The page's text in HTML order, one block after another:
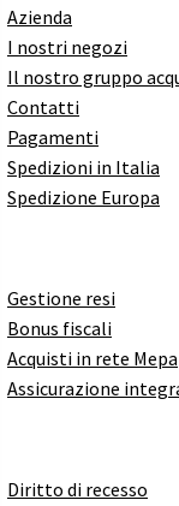
Azienda
I nostri negozi
Il nostro gruppo
Contatti
Pagamenti
Spedizioni in Italia
Spedizione Europa
Gestione resi
Bonus fiscali
Acquisti in rete Mepa
Assicurazione
Diritto di recesso